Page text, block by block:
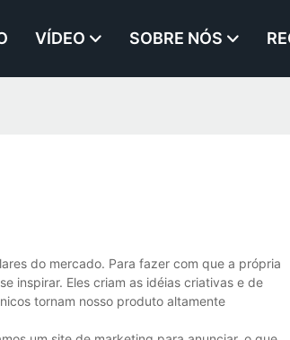
VÍDEO SOBRE NÓS
do mercado. Para fazer com que a própria
inspirar. Eles criam as idéias criativas e de
tornam nosso produto altamente